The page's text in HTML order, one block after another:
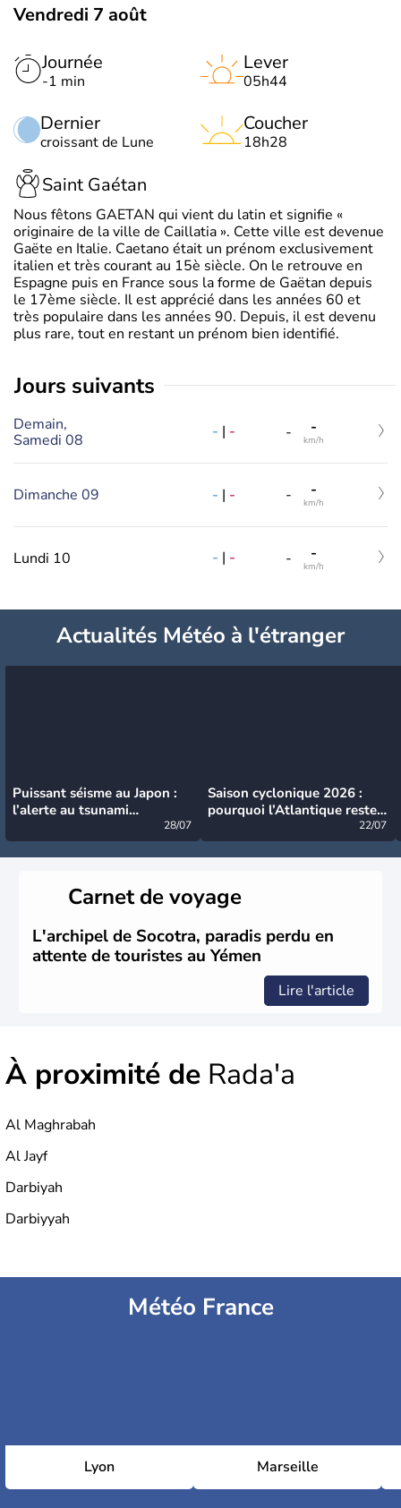
Vendredi 7 août
Journée
-1 min
Dernier
croissant de Lune
Lever
05h44
Coucher
18h28
Saint Gaétan
Nous fêtons GAETAN qui vient du latin et signifie «
originaire de la ville de Caillatia ». Cette ville est devenue
Gaëte en Italie. Caetano était un prénom exclusivement
italien et très courant au 15è siècle. On le retrouve en
Espagne puis en France sous la forme de Gaëtan depuis
le 17ème siècle. Il est apprécié dans les années 60 et
très populaire dans les années 90. Depuis, il est devenu
plus rare, tout en restant un prénom bien identifié.
jours suivants
Demain,
Samedi 08
- | - - -
km/h
Dimanche 09 - | - - -
km/h
Lundi 10 - | - - -
km/h
Actualités Météo à l'étranger
Puissant séisme au Japon :
l’alerte au tsunami
28/07
Saison cyclonique 2026 :
pourquoi l’Atlantique reste
22/07
Carnet de voyage
L'archipel de Socotra, paradis perdu en
attente de touristes au Yémen
Lire l'article
À proximité de Rada'a
Al Maghrabah
Al Jayf
Darbiyah
Darbiyyah
Météo France
Lyon Marseille